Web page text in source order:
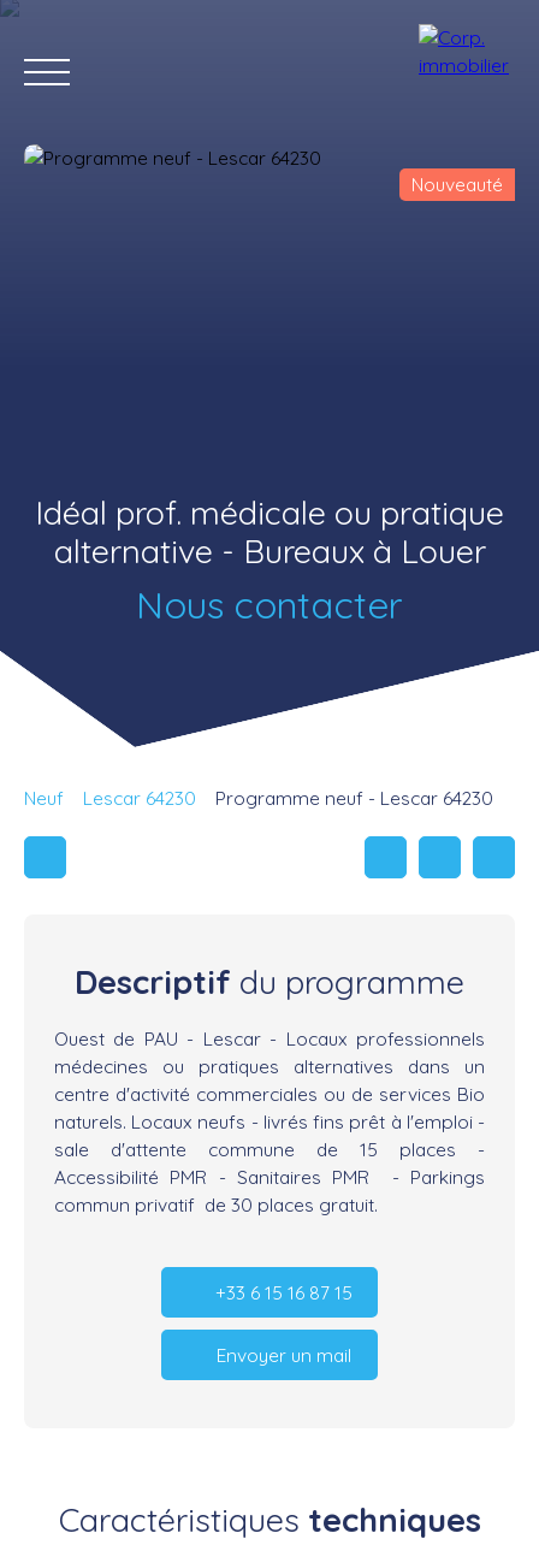
Nouveauté
Idéal prof. médicale ou pratique
alternative - Bureaux à Louer
Nous contacter
Neuf Lescar 64230 Programme neuf - Lescar 64230
Descriptif du programme
Ouest de PAU - Lescar - Locaux professionnels
médecines ou pratiques alternatives dans un
centre d'activité commerciales ou de services Bio
naturels. Locaux neufs - livrés fins prêt à l'emploi -
sale d'attente commune de 15 places -
Accessibilité PMR - Sanitaires PMR - Parkings
commun privatif de 30 places gratuit.
+33 6 15 16 87 15
Envoyer un mail
Caractéristiques techniques